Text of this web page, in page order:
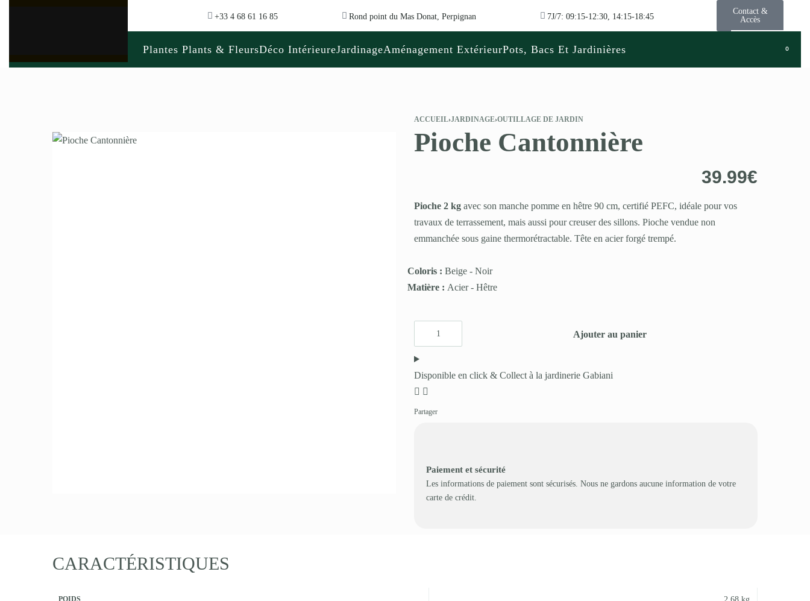
+33 4 68 61 16 85 Rond point du Mas Donat, Perpignan 7J/7: 09:15-12:30, 14:15-18:45
Contact &
Accès
Plantes Plants & FleursDéco IntérieureJardinageAménagement ExtérieurPots, Bacs Et Jardinières 0
ACCUEIL›JARDINAGE›OUTILLAGE DE JARDIN
Pioche Cantonnière
39.99€
Pioche 2 kg avec son manche pomme en hêtre 90 cm, certifié PEFC, idéale pour vos
travaux de terrassement, mais aussi pour creuser des sillons. Pioche vendue non
emmanchée sous gaine thermorétractable. Tête en acier forgé trempé.
Coloris : Beige - Noir
Matière : Acier- Hêtre
Ajouter au panier
Disponible en click & Collect à la jardinerie Gabiani
Partager
Paiement et sécurité
Les informations de paiement sont sécurisés. Nous ne gardons aucune information de votre
carte de crédit.
CARACTÉRISTIQUES
POIDS